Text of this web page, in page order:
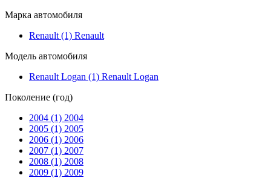
Марка автомобиля
Renault (1) Renault
Модель автомобиля
Renault Logan (1) Renault Logan
Поколение (год)
2004 (1) 2004
2005 (1) 2005
2006 (1) 2006
2007 (1) 2007
2008 (1) 2008
2009 (1) 2009